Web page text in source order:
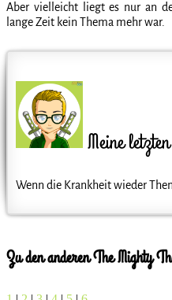
Aber vielleicht liegt es nur an
lange Zeit kein Thema mehr war.
Meine
Wenn die Krankheit wieder
Zu den anderen The Mighty